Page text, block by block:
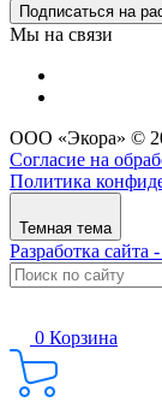
Подписаться на
Мы на связи
ООО «Экора» ©
Согласие на
Политика
Темная тема
Разработка сайта
0 Корзина